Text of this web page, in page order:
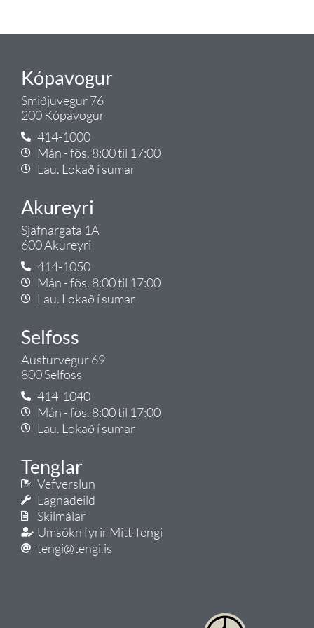
Kópavogur
Smiðjuvegur 76
200 Kópavogur
414-1000
Mán - fös. 8:00 til 17:00
Lau. Lokað í sumar
Akureyri
Sjafnargata 1A
600 Akureyri
414-1050
Mán - fös. 8:00 til 17:00
Lau. Lokað í sumar
Selfoss
Austurvegur 69
800 Selfoss
414-1040
Mán - fös. 8:00 til 17:00
Lau. Lokað í sumar
Tenglar
Vefverslun
Lagnadeild
Skilmálar
Umsókn fyrir Mitt Tengi
tengi@tengi.is